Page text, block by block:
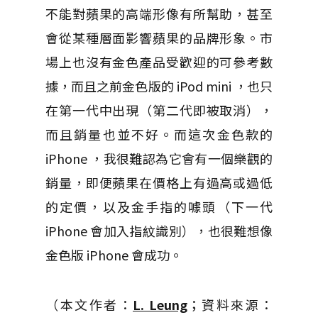
不能對蘋果的高端形像有所幫助，甚至
會從某種層面影響蘋果的品牌形象。市
場上也沒有金色產品受歡迎的可參考數
據，而且之前金色版的 iPod mini ，也只
在第一代中出現（第二代即被取消），
而且銷量也並不好。而這次金色款的
iPhone ，我很難認為它會有一個樂觀的
銷量，即便蘋果在價格上有過高或過低
的定價，以及金手指的噱頭（下一代
iPhone 會加入指紋識別），也很難想像
金色版 iPhone 會成功。
（本文作者： L. Leung；資料來源：